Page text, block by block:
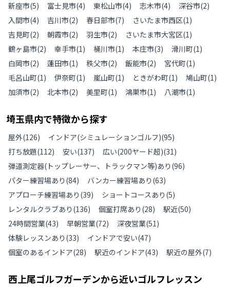
新座市(5) 富士見市(4) 東松山市(4) 志木市(4) 深谷市(2)
入間市(4) 吉川市(2) 春日部市(7) さいたま市西区(1)
吉見町(2) 朝霞市(2) 羽生市(2) さいたま市大宮区(1)
鶴ヶ島市(2) 幸手市(1) 桶川市(1) 本庄市(3) 滑川町(1)
白岡市(2) 蓮田市(1) 秩父市(2) 飯能市(2) 宮代町(1)
毛呂山町(1) 伊奈町(1) 嵐山町(1) ときがわ町(1) 鳩山町(1)
加須市(2) 北本市(2) 美里町(1) 鴻巣市(1) 八潮市(1)
埼玉県内で特徴から探す
屋外(126) インドア(シミュレーションゴルフ)(95)
打ち放題(112) 安い(137) 広い(200ヤード超)(31)
弾道測定器(トップレーサー、トラックマン等)あり (96)
パター練習場あり (84) バンカー練習場あり (63)
アプローチ練習場あり (39) ショートコースあり (5)
レンタルクラブあり (136) 個室打席あり (28) 駅近(50)
24時間営業(43) 早朝営業(72) 深夜営業(51)
体験レッスンあり (33) インドアで安い(47)
個室のあるインドア(28) 駅近のインドア(43) 駅近の屋外(7)
西上尾ゴルフガーデンから近いゴルフレッスン